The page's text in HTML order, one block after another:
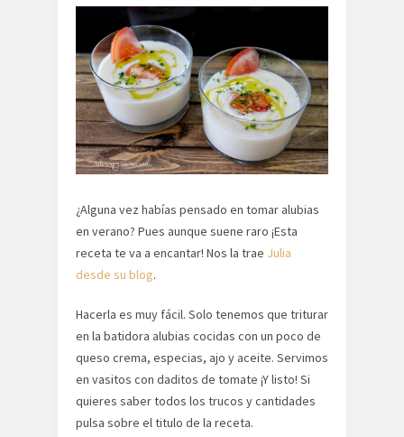
¿Alguna vez habías pensado en tomar alubias
en verano? Pues aunque suene raro ¡Esta
receta te va a encantar! Nos la trae Julia
desde su blog.
Hacerla es muy fácil. Solo tenemos que triturar
en la batidora alubias cocidas con un poco de
queso crema, especias, ajo y aceite. Servimos
en vasitos con daditos de tomate ¡Y listo! Si
quieres saber todos los trucos y cantidades
pulsa sobre el titulo de la receta.